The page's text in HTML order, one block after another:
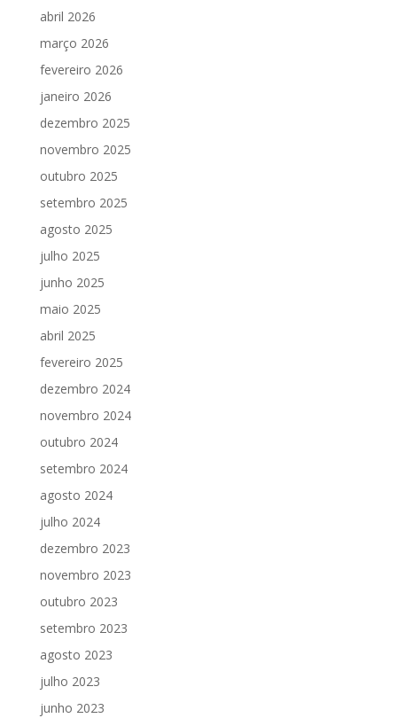
abril 2026
março 2026
fevereiro 2026
janeiro 2026
dezembro 2025
novembro 2025
outubro 2025
setembro 2025
agosto 2025
julho 2025
junho 2025
maio 2025
abril 2025
fevereiro 2025
dezembro 2024
novembro 2024
outubro 2024
setembro 2024
agosto 2024
julho 2024
dezembro 2023
novembro 2023
outubro 2023
setembro 2023
agosto 2023
julho 2023
junho 2023